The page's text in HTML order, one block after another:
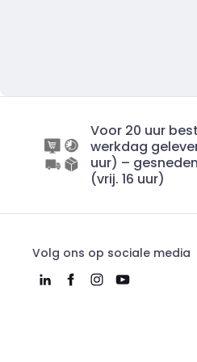
Voor 20 uur
werkdag
uur) –
(vrij. 16 uur)
Volg ons op sociale media